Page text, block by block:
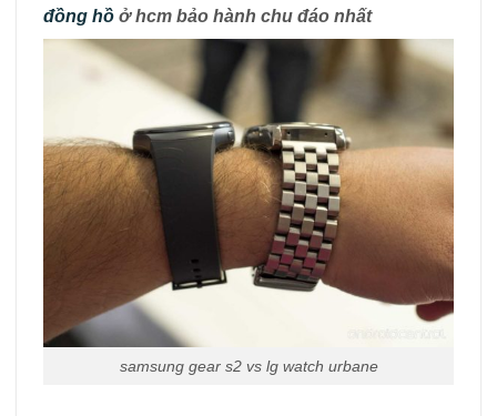
đồng hồ ở hcm bảo hành chu đáo nhất
samsung gear s2 vs lg watch urbane